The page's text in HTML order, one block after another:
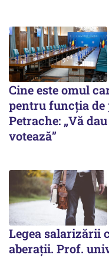
Cine este omul
pentru funcția
Petrache: „Vă
votează”
Legea salarizării
aberații. Prof.